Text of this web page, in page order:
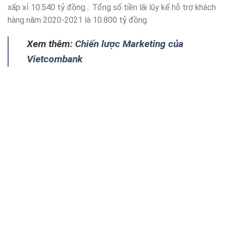
xấp xỉ 10.540 tỷ đồng… Tổng số tiền lãi lũy kế hỗ trợ khách
hàng năm 2020-2021 là 10.800 tỷ đồng.
Xem thêm: Chiến lược Marketing của
Vietcombank